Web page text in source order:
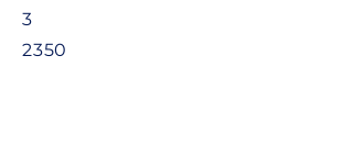
3
2350